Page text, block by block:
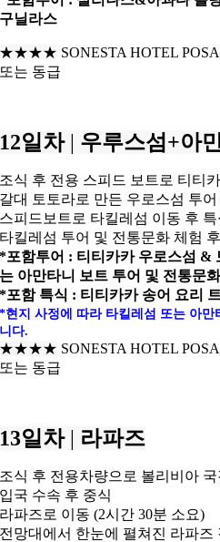
구닐라스
★★★★ SONESTA HOTEL
또는 동급
12일차 | 우루스섬+아
조식 후 전용 스피드 보트로 티티
갈대 토토라로 만든 우로스섬 투
스피드보트로 타킬레섬 이동 후
타킬레섬 투어 및 전통문화 체험 후
*포함투어 : 티티카카 우로스섬 &
는 아만타니 보트 투어 및 전통문
*포함 특식 : 티티카카 송어 요리
*현지 사정에 따라 타킬레섬 또는 아만
니다.
★★★★ SONESTA HOTEL
또는 동급
13일차 | 라파즈
조식 후 전용차량으로 볼리비아
입국 수속 후 중식
라파즈로 이동 (2시간 30분 소요)
전망대에서 한눈에 펼쳐진 라파즈